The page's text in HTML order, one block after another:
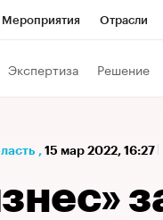
Мероприятия Отрасли
Экспертиза Решение
, 15 мар 2022, 16:27